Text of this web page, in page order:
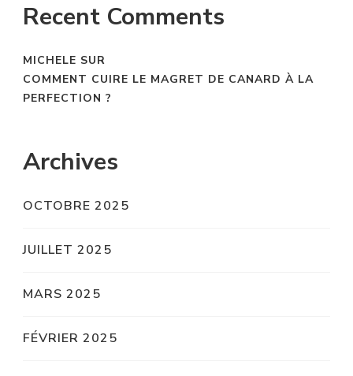
Recent Comments
MICHELE SUR
COMMENT CUIRE LE MAGRET DE CANARD À LA
PERFECTION ?
Archives
OCTOBRE 2025
JUILLET 2025
MARS 2025
FÉVRIER 2025